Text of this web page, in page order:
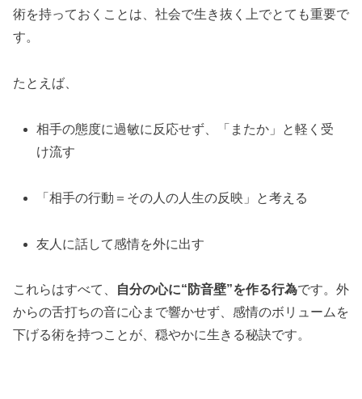
術を持っておくことは、社会で生き抜く上でとても重要で
す。
たとえば、
相手の態度に過敏に反応せず、「またか」と軽く受
け流す
「相手の行動＝その人の人生の反映」と考える
友人に話して感情を外に出す
これらはすべて、 自分の心に“防音壁”を作る行為です。外
からの舌打ちの音に心まで響かせず、感情のボリュームを
下げる術を持つことが、穏やかに生きる秘訣です。